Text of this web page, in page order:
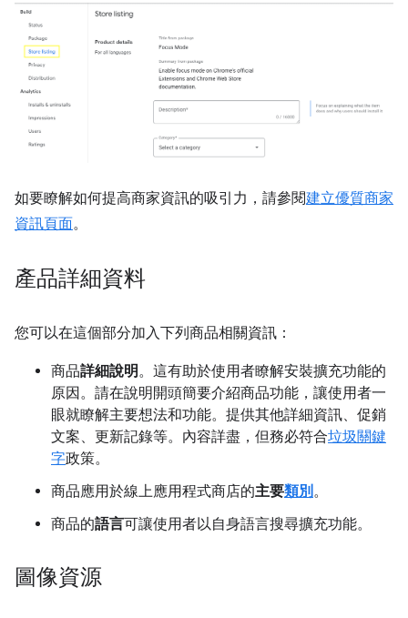
如要瞭解如何提高商家資訊的吸引力，請參閱建立優質商家
資訊頁面。
產品詳細資料
您可以在這個部分加入下列商品相關資訊：
商品詳細說明。這有助於使用者瞭解安裝擴充功能的
原因。請在說明開頭簡要介紹商品功能，讓使用者一
眼就瞭解主要想法和功能。提供其他詳細資訊、促銷
文案、更新記錄等。內容詳盡，但務必符合垃圾關鍵
字政策。
商品應用於線上應用程式商店的主要類別 。
商品的語言可讓使用者以自身語言搜尋擴充功能。
圖像資源